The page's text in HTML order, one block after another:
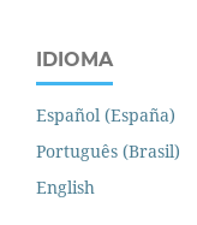
IDIOMA
Español (España)
Português (Brasil)
English